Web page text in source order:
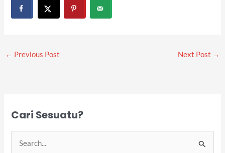
← Previous Post Next Post →
Cari Sesuatu?